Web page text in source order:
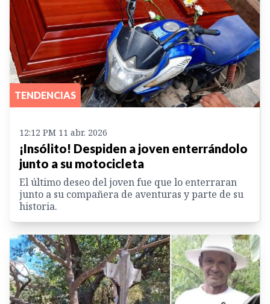
TENDENCIAS
12:12 PM 11 abr. 2026
¡Insólito! Despiden a joven enterrándolo
junto a su motocicleta
El último deseo del joven fue que lo enterraran
junto a su compañera de aventuras y parte de su
historia.